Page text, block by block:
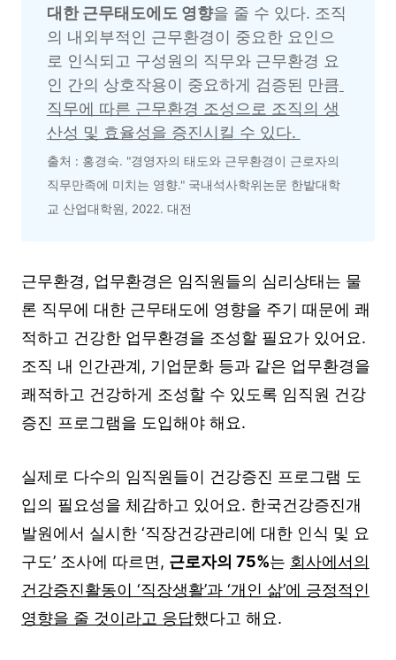
대한 근무태도에도 영향을 줄 수 있다. 조직
의 내외부적인 근무환경이 중요한 요인으
로 인식되고 구성원의 직무와 근무환경 요
인 간의 상호작용이 중요하게 검증된 만큼
직무에 따른 근무환경 조성으로 조직의 생
산성 및 효율성을 증진시킬 수 있다.
출처 : 홍경숙. "경영자의 태도와 근무환경이 근로자의
직무만족에 미치는 영향." 국내석사학위논문 한밭대학
교 산업대학원, 2022. 대전
근무환경, 업무환경은 임직원들의 심리상태는 물
론 직무에 대한 근무태도에 영향을 주기 때문에 쾌
적하고 건강한 업무환경을 조성할 필요가 있어요.
조직 내 인간관계, 기업문화 등과 같은 업무환경을
쾌적하고 건강하게 조성할 수 있도록 임직원 건강
증진 프로그램을 도입해야 해요.
실제로 다수의 임직원들이 건강증진 프로그램 도
입의 필요성을 체감하고 있어요. 한국건강증진개
발원에서 실시한 ‘직장건강관리에 대한 인식 및 요
구도’ 조사에 따르면, 근로자의 75%는 회사에서의
건강증진활동이 ‘직장생활’과 ‘개인 삶’에 긍정적인
영향을 줄 것이라고 응답했다고 해요.